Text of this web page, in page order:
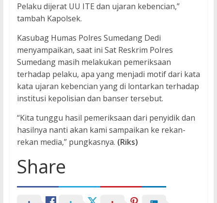
Pelaku dijerat UU ITE dan ujaran kebencian,”
tambah Kapolsek.
Kasubag Humas Polres Sumedang Dedi
menyampaikan, saat ini Sat Reskrim Polres
Sumedang masih melakukan pemeriksaan
terhadap pelaku, apa yang menjadi motif dari kata
kata ujaran kebencian yang di lontarkan terhadap
institusi kepolisian dan banser tersebut.
“Kita tunggu hasil pemeriksaan dari penyidik dan
hasilnya nanti akan kami sampaikan ke rekan-
rekan media,” pungkasnya. (Riks)
Share